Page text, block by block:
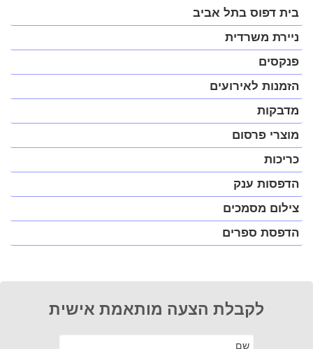
פתח
תפריט
במצב
נגיש
(התפריט
יפתח
בחלונית
בית דפוס בתל אביב
ניירת משרדית
פנקסים
הזמנות לאירועים
מדבקות
מוצרי פרסום
כריכות
הדפסות ענק
צילום מסמכים
הדפסת ספרים
לקבלת הצעה מותאמת אישית